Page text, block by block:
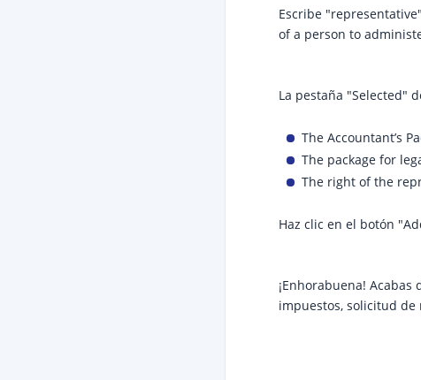
Escribe
of a person to
La pestaña "Selected"
The Accountant’s
The package for
The right of the
Haz clic en el botón
¡Enhorabuena!
impuestos, solicitud de